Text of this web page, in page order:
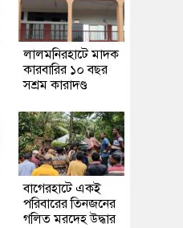
লালমনিরহাটে মাদক
কারবারির ১০ বছর
সশ্রম কারাদণ্ড
‎বাগেরহাটে একই
পরিবারের তিনজনের
গলিত মরদেহ উদ্ধার